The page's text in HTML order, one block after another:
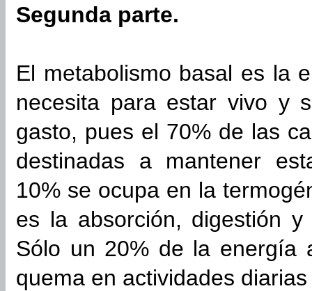
Segunda parte.
El metabolismo basal es la
necesita para estar vivo y
gasto, pues el 70% de las
destinadas a mantener
10% se ocupa en la
es la absorción, digestión
Sólo un 20% de la energía
quema en actividades